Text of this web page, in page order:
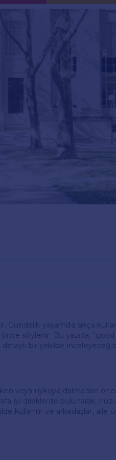
yaşamda sıkça
söylenir. Bu yazıda,
detaylı bir şekilde inceleyeceğiz.
veya uykuya dalmadan
iyi dileklerde bulunarak,
kullanılır ve arkadaşlar, aile